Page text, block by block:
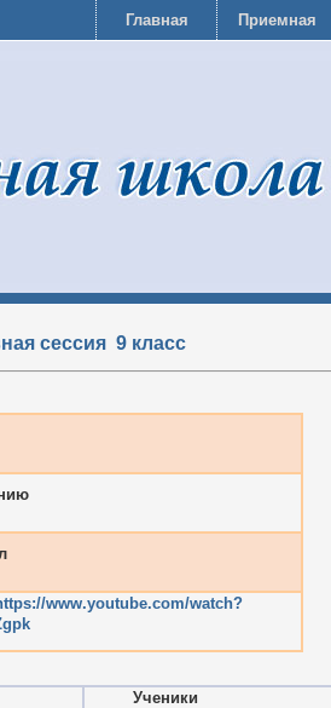
Приемная
Главная
сессия 9 класс
www.youtube.com/watch?
Ученики